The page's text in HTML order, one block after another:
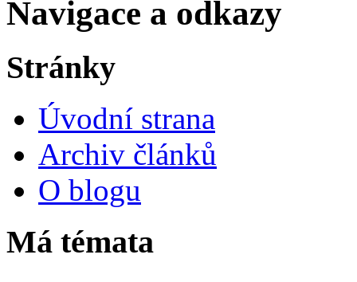
Navigace a odkazy
Stránky
Úvodní strana
Archiv článků
O blogu
Má témata